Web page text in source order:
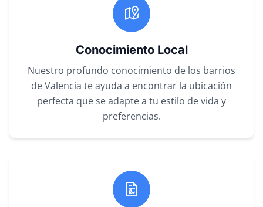
Conocimiento Local
Nuestro profundo conocimiento de los barrios
de Valencia te ayuda a encontrar la ubicación
perfecta que se adapte a tu estilo de vida y
preferencias.